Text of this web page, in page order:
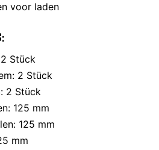
voor laden
Stück
2 Stück
2 Stück
125 mm
125 mm
mm